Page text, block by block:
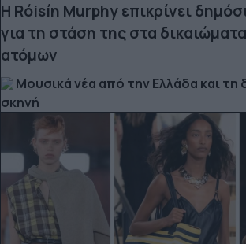
Η Róisín Murphy επικρίνει
για τη στάση της στα
ατόμων
Μουσικά νέα από την Ελλάδα και τη
σκηνή